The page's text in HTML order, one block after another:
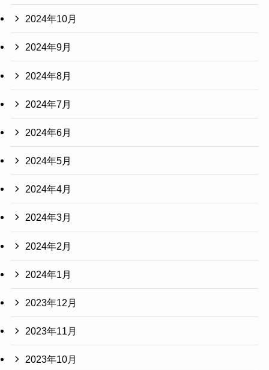
2024年10月
2024年9月
2024年8月
2024年7月
2024年6月
2024年5月
2024年4月
2024年3月
2024年2月
2024年1月
2023年12月
2023年11月
2023年10月